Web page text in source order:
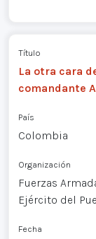
Título
La otra cara
comandante
País
Colombia
Organización
Fuerzas
Ejército del
Fecha